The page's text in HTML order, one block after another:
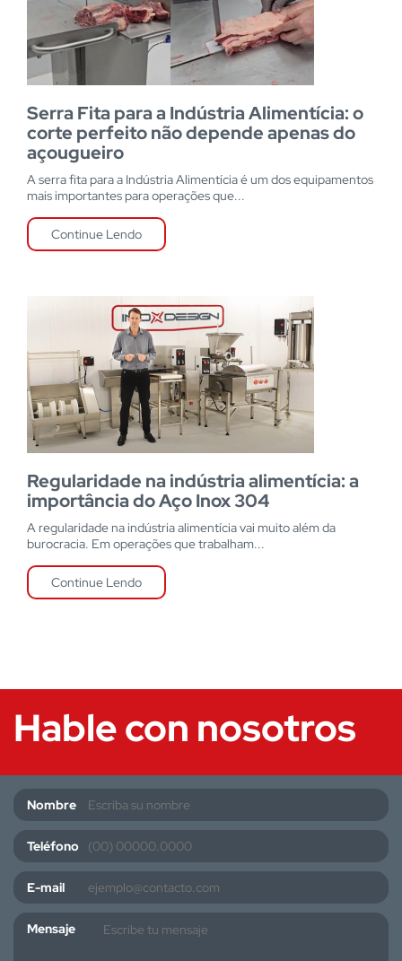
Serra Fita para a Indústria Alimentícia: o
corte perfeito não depende apenas do
açougueiro
A serra fita para a Indústria Alimentícia é um dos equipamentos
mais importantes para operações que...
Continue Lendo
Regularidade na indústria alimentícia: a
importância do Aço Inox 304
A regularidade na indústria alimentícia vai muito além da
burocracia. Em operações que trabalham...
Continue Lendo
Hable con nosotros
Nombre
Teléfono
E-mail
Mensaje